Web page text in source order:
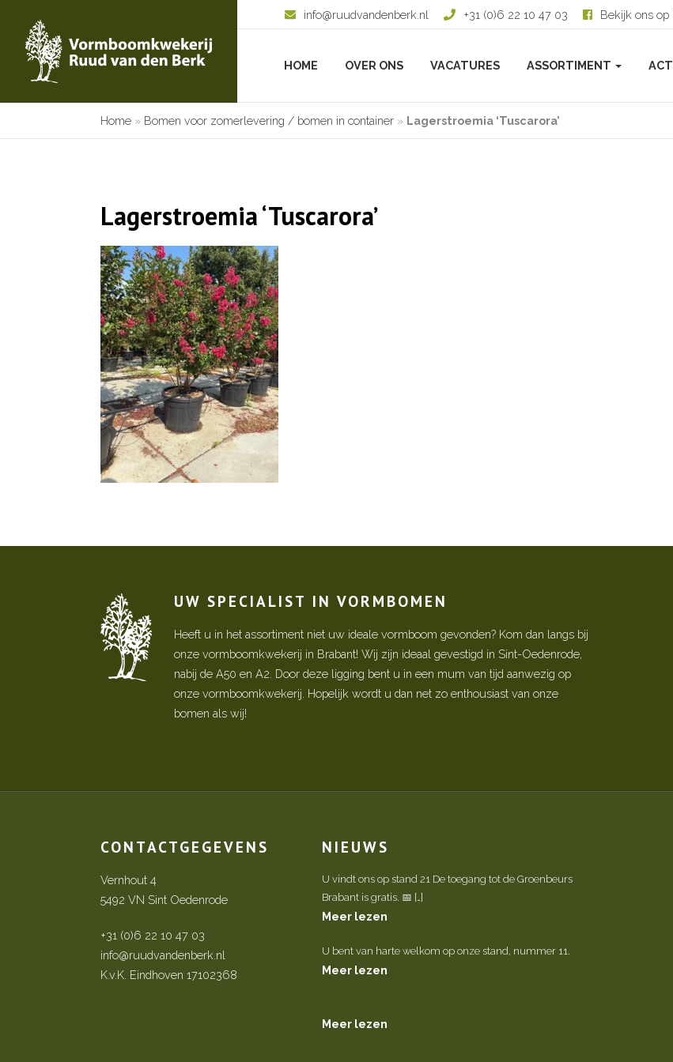
info@ruudvandenberk.nl +31 (0)6 22 10 47 03 Bekijk ons op
HOME OVER ONS VACATURES ASSORTIMENT
Home » Bomen voor zomerlevering / bomen in container » Lagerstroemia ‘Tuscarora’
Lagerstroemia ‘Tuscarora’
UW SPECIALIST IN VORMBOMEN
Heeft u in het assortiment niet uw ideale vormboom gevonden? Kom dan langs bij
onze vormboomkwekerij in Brabant! Wij zijn ideaal gevestigd in Sint-Oedenrode,
nabij de A50 en A2. Door deze ligging bent u in een mum van tijd aanwezig op
onze vormboomkwekerij. Hopelijk wordt u dan net zo enthousiast van onze
bomen als wij!
CONTACTGEGEVENS
Vernhout 4
5492 VN Sint Oedenrode
+31 (0)6 22 10 47 03
info@ruudvandenberk.nl
K.v.K. Eindhoven 17102368
NIEUWS
U vindt ons op stand 21 De toegang tot de Groenbeurs
Brabant is gratis. 📅 […]
Meer lezen
U bent van harte welkom op onze stand, nummer 11.
Meer lezen
Meer lezen